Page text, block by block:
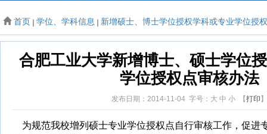
首页 学位、学科信息 新增硕士、博士学位授权学科或专业学位授
合肥工业大学新增博士、硕士学位
学位授权点审核办法
发布日期：2014-11-04 字号： 大 中 小【打印 】
为规范我校增列硕士专业学位授权点自行审核工作，促进